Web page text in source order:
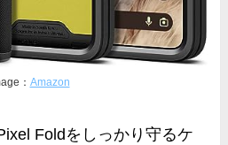
： Amazon
Foldをしっかり守るケ